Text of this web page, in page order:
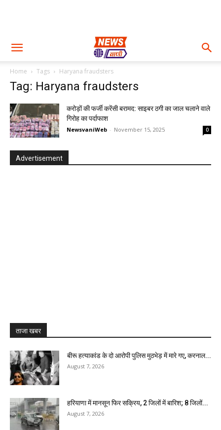
Home Tags Haryana fraudsters
Tag: Haryana fraudsters
करोड़ों की फर्जी करेंसी बरामद: साइबर ठगी का जाल चलाने वाले
गिरोह का पर्दाफाश
NewsvaniWeb - November 15, 2025 0
Advertisement
ताजा खबर
बीरू हत्याकांड के दो आरोपी पुलिस मुठभेड़ में मारे गए, करनाल...
August 7, 2026
हरियाणा में मानसून फिर सक्रिय, 2 जिलों में बारिश; 8 जिलों...
August 7, 2026